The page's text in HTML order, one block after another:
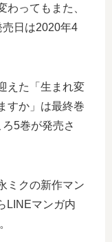
わってもまた、
日は2020年4
えた「生まれ変
すか」は最終巻
5巻が発売さ
ミクの新作マン
LINEマンガ内